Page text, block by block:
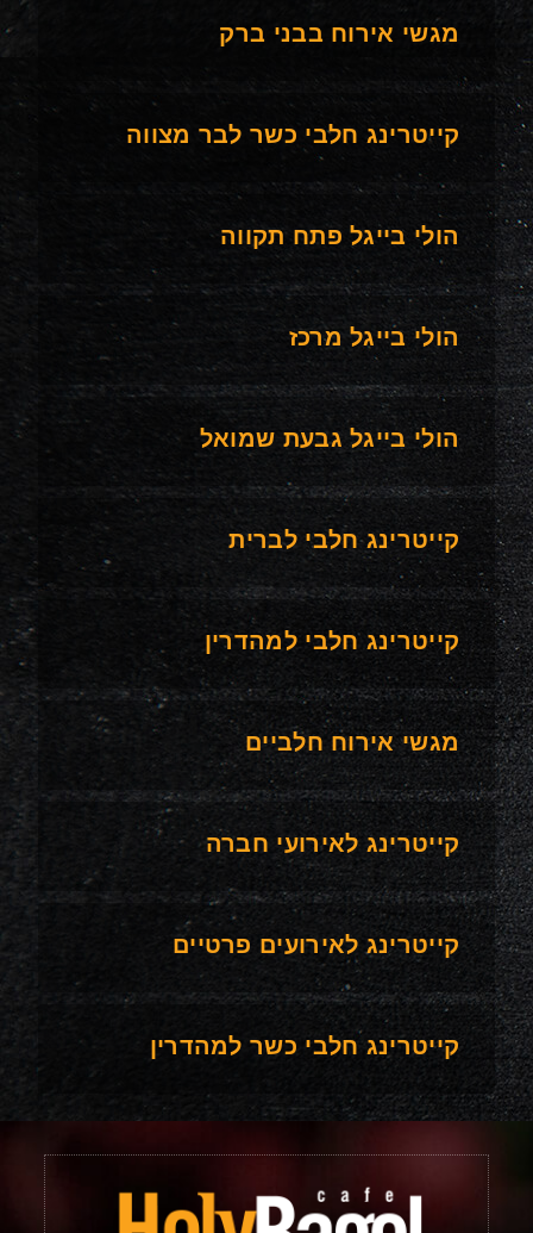
מגשי אירוח בבני ברק
קייטרינג חלבי כשר לבר מצווה
הולי בייגל פתח תקווה
הולי בייגל מרכז
הולי בייגל גבעת שמואל
קייטרינג חלבי לברית
קייטרינג חלבי למהדרין
מגשי אירוח חלביים
קייטרינג לאירועי חברה
קייטרינג לאירועים פרטיים
קייטרינג חלבי כשר למהדרין